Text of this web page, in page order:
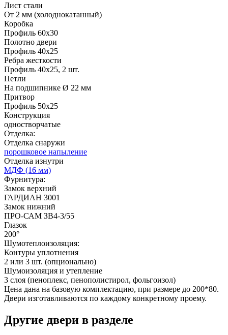
Д-35 С
Д-36 46 30
Д-36 С Д-36 СС
C51
C53
Лист стали
От 2 мм (холоднокатанный)
Коробка
Профиль 60х30
Полотно двери
Профиль 40х25
Ребра жесткости
Профиль 40х25, 2 шт.
Петли
На подшипнике Ø 22 мм
Притвор
Профиль 50х25
Конструкция
одностворчатые
Отделка:
Отделка снаружи
порошковое напыление
Отделка изнутри
МДФ (16 мм)
Фурнитура:
Замок верхний
ГАРДИАН 3001
Замок нижний
ПРО-САМ ЗВ4-3/55
Глазок
200°
Шумотеплоизоляция:
Контуры уплотнения
2 или 3 шт. (опционально)
Шумоизоляция и утепление
3 слоя (пеноплекс, пенополистирол, фольгоизол)
Цена дана на базовую комплектацию, при размере до 200*80.
Двери изготавливаются по каждому конкретному проему.
Другие двери в разделе